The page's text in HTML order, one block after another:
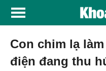
Con chim lạ
điện đang thu